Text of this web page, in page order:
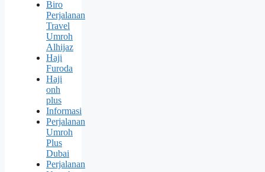
Biro
Perjalanan
Travel
Umroh
Alhijaz
Haji
Furoda
Haji
onh
plus
Informasi
Perjalanan
Umroh
Plus
Dubai
Perjalanan